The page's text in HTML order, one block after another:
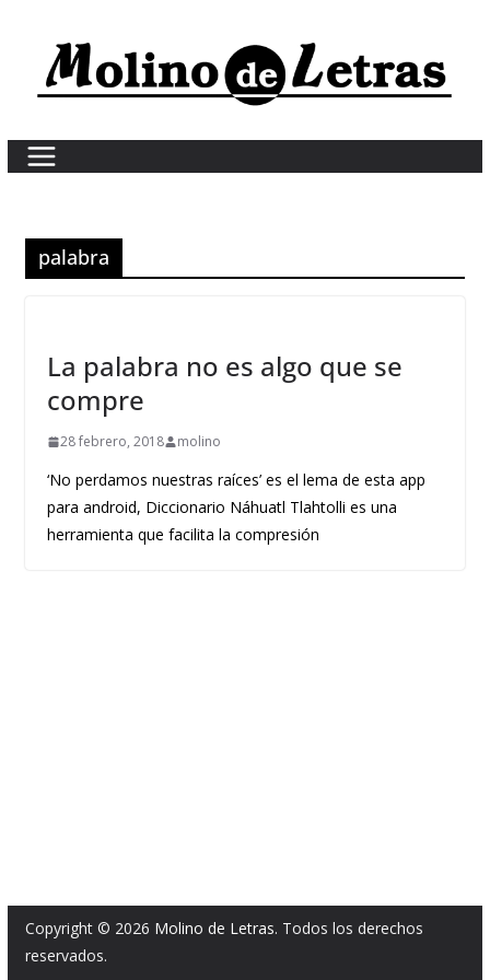
content
palabra
La palabra no es algo que se
compre
28 febrero, 2018 molino
‘No perdamos nuestras raíces’ es el lema de esta app
para android, Diccionario Náhuatl Tlahtolli es una
herramienta que facilita la compresión
Copyright © 2026 Molino de Letras. Todos los derechos
reservados.